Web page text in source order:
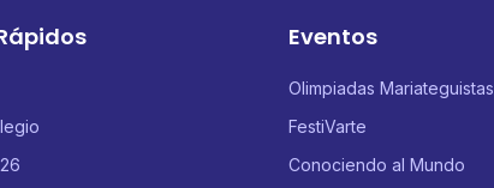
Eventos
Olimpiadas Mariateguistas
FestiVarte
Conociendo al Mundo